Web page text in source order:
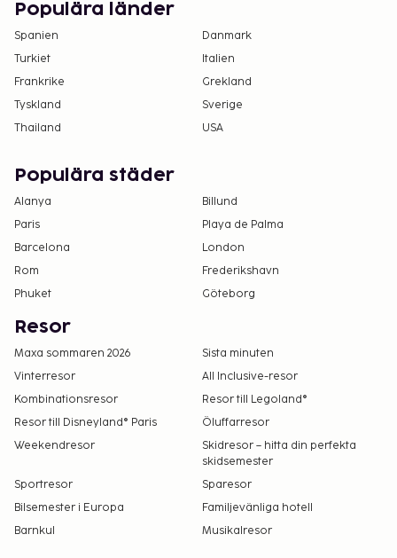
Populära länder
Spanien
Danmark
Turkiet
Italien
Frankrike
Grekland
Tyskland
Sverige
Thailand
USA
Populära städer
Alanya
Billund
Paris
Playa de Palma
Barcelona
London
Rom
Frederikshavn
Phuket
Göteborg
Resor
Maxa sommaren 2026
Sista minuten
Vinterresor
All Inclusive-resor
Kombinationsresor
Resor till Legoland®
Resor till Disneyland® Paris
Öluffarresor
Weekendresor
Skidresor – hitta din perfekta
skidsemester
Sportresor
Sparesor
Bilsemester i Europa
Familjevänliga hotell
Barnkul
Musikalresor